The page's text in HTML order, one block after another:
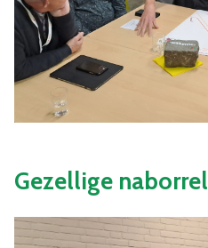
Gezellige naborrel